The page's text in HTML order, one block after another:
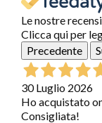
Le nostre
Clicca qui per
Precedente
30 Luglio 2026
Ho acquistato
Consigliata!